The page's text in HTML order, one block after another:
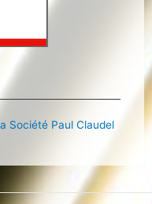
Société Paul Claudel